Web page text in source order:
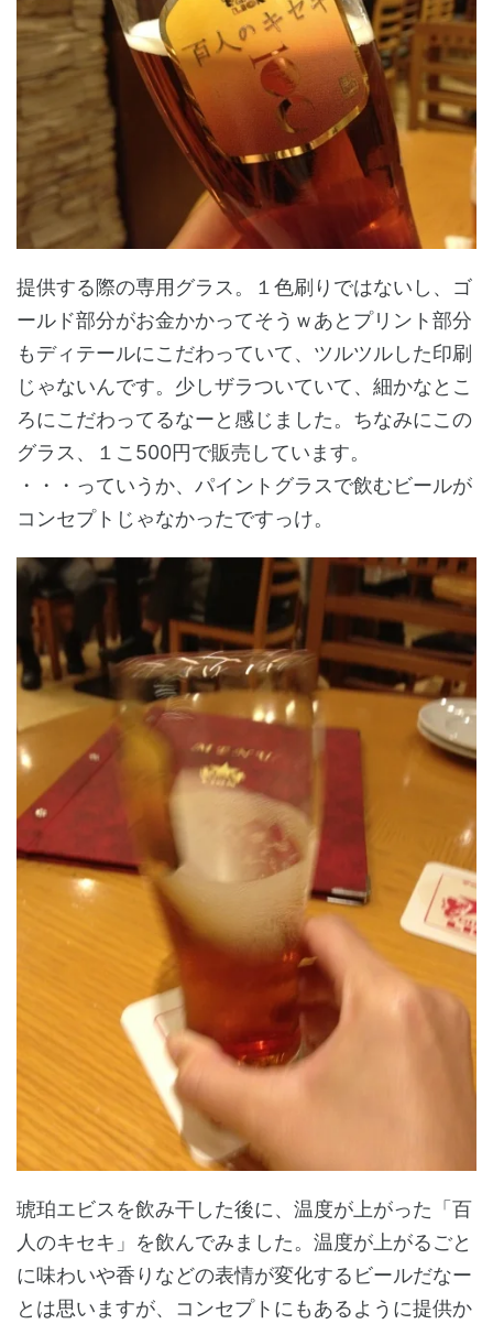
提供する際の専用グラス。１色刷りではないし、ゴ
ールド部分がお金かかってそうｗあとプリント部分
もディテールにこだわっていて、ツルツルした印刷
じゃないんです。少しザラついていて、細かなとこ
ろにこだわってるなーと感じました。ちなみにこの
グラス、１こ500円で販売しています。
・・・っていうか、パイントグラスで飲むビールが
コンセプトじゃなかったですっけ。
琥珀エビスを飲み干した後に、温度が上がった「百
人のキセキ」を飲んでみました。温度が上がるごと
に味わいや香りなどの表情が変化するビールだなー
とは思いますが、コンセプトにもあるように提供か